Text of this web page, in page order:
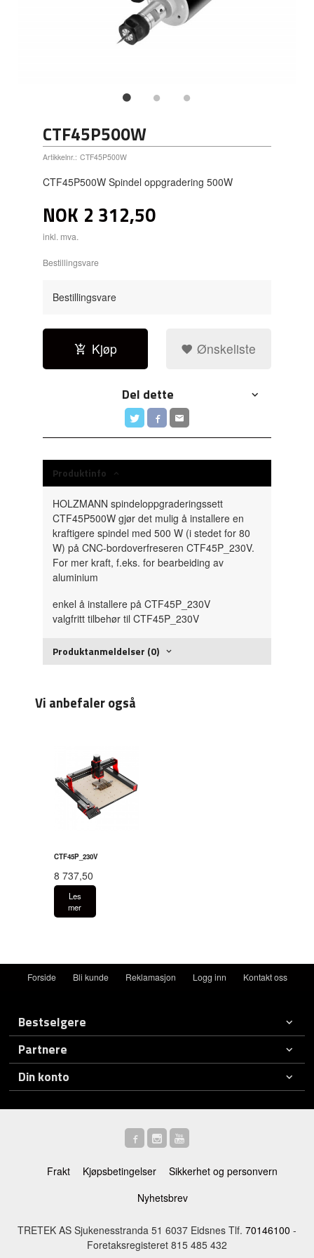
CTF45P500W
Artikkelnr.: CTF45P500W
CTF45P500W Spindel oppgradering 500W
NOK 2 312,50
inkl. mva.
Bestillingsvare
Bestillingsvare
Kjøp Ønskeliste
Del dette
Produktinfo
HOLZMANN spindeloppgraderingssett
CTF45P500W gjør det mulig å installere en
kraftigere spindel med 500 W (i stedet for 80
W) på CNC-bordoverfreseren CTF45P_230V.
For mer kraft, f.eks. for bearbeiding av
aluminium
enkel å installere på CTF45P_230V
valgfritt tilbehør til CTF45P_230V
Produktanmeldelser (0)
Vi anbefaler også
CTF45P_230V
8 737,50
Les
mer
Forside Bli kunde Reklamasjon Logg inn Kontakt oss
Bestselgere
Partnere
Din konto
Frakt Kjøpsbetingelser
Sikkerhet og personvern
Nyhetsbrev
TRETEK AS Sjukenesstranda 51 6037 Eidsnes Tlf. 70146100 -
Foretaksregisteret 815 485 432